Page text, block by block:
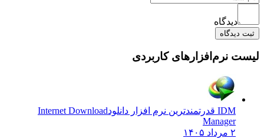
دیدگاه
ثبت دیدگاه
لیست نرم‌افزارهای کاربردی
IDM قدرتمندترین نرم افزار دانلود
Internet Download
Manager
۲ مرداد ۱۴۰۵